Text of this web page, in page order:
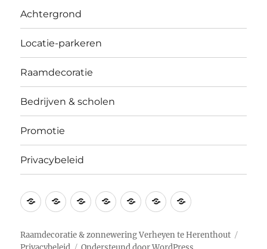
Achtergrond
Locatie-parkeren
Raamdecoratie
Bedrijven & scholen
Promotie
Privacybeleid
HomeAchtergrond
Locatie-Raamdecoratie
Bedrijven
scholen
PromotiePrivacybeleid
Raamdecoratie & zonnewering Verheyen te Herenthout